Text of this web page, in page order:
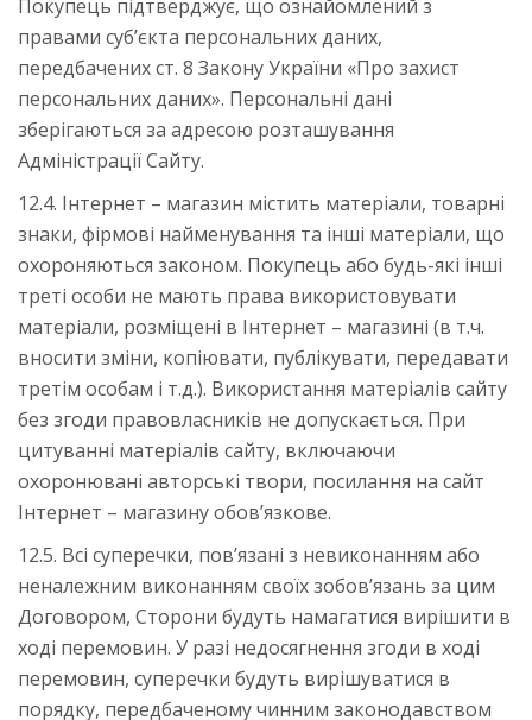
Покупець підтверджує, що ознайомлений з
правами суб’єкта персональних даних,
передбачених ст. 8 Закону України «Про захист
персональних даних». Персональні дані
зберігаються за адресою розташування
Адміністрації Сайту.
12.4. Інтернет – магазин містить матеріали, товарні
знаки, фірмові найменування та інші матеріали, що
охороняються законом. Покупець або будь-які інші
треті особи не мають права використовувати
матеріали, розміщені в Інтернет – магазині (в т.ч.
вносити зміни, копіювати, публікувати, передавати
третім особам і т.д.). Використання матеріалів сайту
без згоди правовласників не допускається. При
цитуванні матеріалів сайту, включаючи
охоронювані авторські твори, посилання на сайт
Інтернет – магазину обов’язкове.
12.5. Всі суперечки, пов’язані з невиконанням або
неналежним виконанням своїх зобов’язань за цим
Договором, Сторони будуть намагатися вирішити в
ході перемовин. У разі недосягнення згоди в ході
перемовин, суперечки будуть вирішуватися в
порядку, передбаченому чинним законодавством